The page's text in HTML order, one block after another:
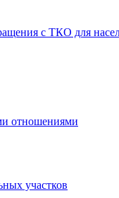
с ТКО для
отношениями
участков